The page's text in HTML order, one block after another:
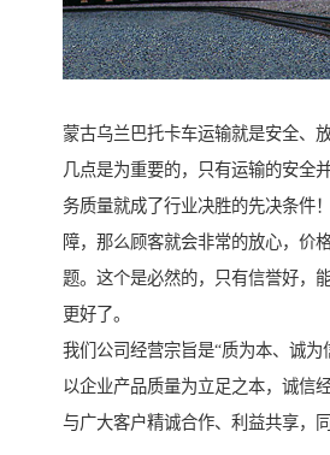
蒙古乌兰巴托卡车运输就是安全、
几点是为重要的，只有运输的安全
务质量就成了行业决胜的先决条件
障，那么顾客就会非常的放心，价
题。这个是必然的，只有信誉好，
更好了。
我们公司经营宗旨是“质为本、诚为
以企业产品质量为立足之本，诚信
与广大客户精诚合作、利益共享，